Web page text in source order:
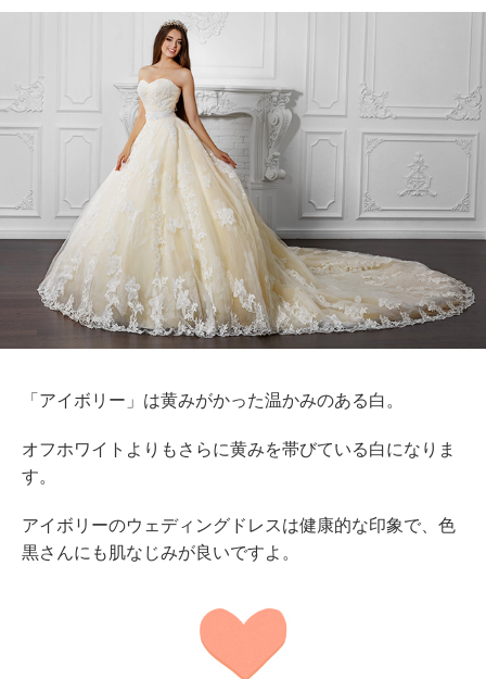
「アイボリー」は黄みがかった温かみのある白。
オフホワイトよりもさらに黄みを帯びている白になりま
す。
アイボリーのウェディングドレスは健康的な印象で、色
黒さんにも肌なじみが良いですよ。